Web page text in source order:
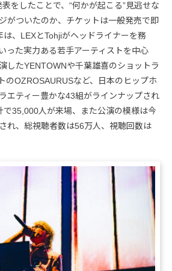
をしたことで、“何かが起こる”見逃せな
がついたのか、チケットは一般発売で即
、LEXとTohjiがヘッドライナーを務
った実力ある若手アーティストを中心
したYENTOWNや千葉雄喜のショットラ
のOZROSAURUSなど、日本のヒップホ
エティー豊かな43組がラインナップされ
で35,000人が来場、また公演の模様は今
れ、総視聴者数は56万人、視聴回数は